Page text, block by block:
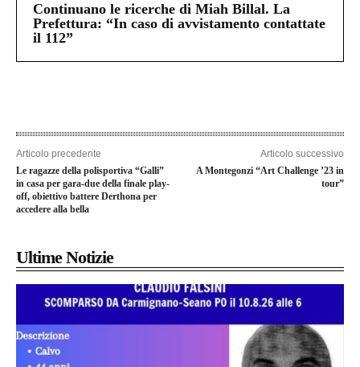
Continuano le ricerche di Miah Billal. La
Prefettura: “In caso di avvistamento contattate
il 112”
Articolo precedente
Le ragazze della polisportiva “Galli”
in casa per gara-due della finale play-
off, obiettivo battere Derthona per
accedere alla bella
Articolo successivo
A Montegonzi “Art Challenge ’23 in
tour”
Ultime Notizie